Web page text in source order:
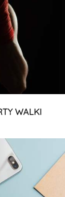
WALKI